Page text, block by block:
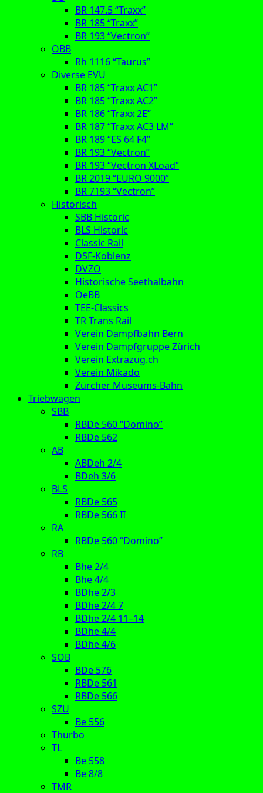
BR 147.5 “Traxx”
BR 185 “Traxx”
BR 193 “Vectron”
ÖBB
Rh 1116 “Taurus”
Diverse EVU
BR 185 “Traxx AC1”
BR 185 “Traxx AC2”
BR 186 “Traxx 2E”
BR 187 “Traxx AC3 LM”
BR 189 “ES 64 F4”
BR 193 “Vectron”
BR 193 “Vectron XLoad”
BR 2019 “EURO 9000”
BR 7193 “Vectron”
Historisch
SBB Historic
BLS Historic
Classic Rail
DSF-Koblenz
DVZO
Historische Seethalbahn
OeBB
TEE-Classics
TR Trans Rail
Verein Dampfbahn Bern
Verein Dampfgruppe Zürich
Verein Extrazug.ch
Verein Mikado
Zürcher Museums-Bahn
Triebwagen
SBB
RBDe 560 “Domino”
RBDe 562
AB
ABDeh 2/4
BDeh 3/6
BLS
RBDe 565
RBDe 566 II
RA
RBDe 560 “Domino”
RB
Bhe 2/4
Bhe 4/4
BDhe 2/3
BDhe 2/4 7
BDhe 2/4 11–14
BDhe 4/4
BDhe 4/6
SOB
BDe 576
RBDe 561
RBDe 566
SZU
Be 556
Thurbo
TL
Be 558
Be 8/8
TMR